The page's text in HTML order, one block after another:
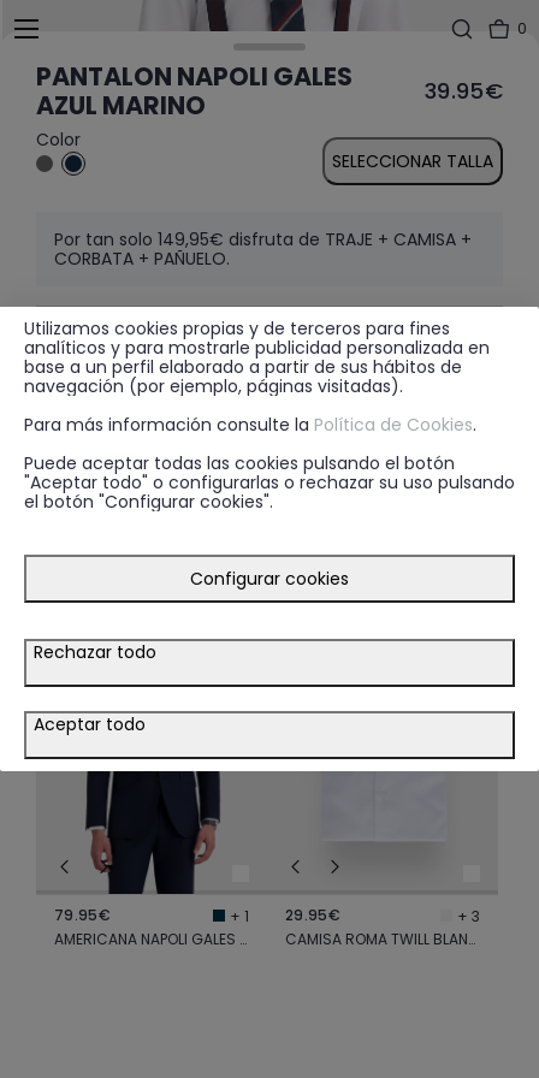
0
PANTALON NAPOLI GALES
AZUL MARINO
39.95€
Color
SELECCIONAR TALLA
Por tan solo 149,95€ disfruta de TRAJE + CAMISA +
CORBATA + PAÑUELO.
MÁS INFORMACIÓN
DISPONIBILIDAD EN TIENDA
TE PODRÍA INTERESAR
LOOK
79.95€
+ 1
AMERICANA NAPOLI GALES AZUL MARINO
LOOK
29.95€
+ 3
CAMISA ROMA TWILL BLANCO
Utilizamos cookies propias y de terceros para fines
analíticos y para mostrarle publicidad personalizada en
base a un perfil elaborado a partir de sus hábitos de
navegación (por ejemplo, páginas visitadas).
Para más información consulte la Política de Cookies.
Puede aceptar todas las cookies pulsando el botón
"Aceptar todo" o configurarlas o rechazar su uso pulsando
el botón "Configurar cookies".
Configurar cookies
Rechazar todo
Aceptar todo